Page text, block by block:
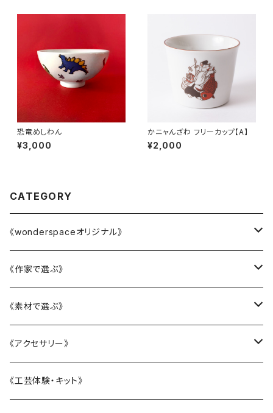
恐竜めしわん
¥3,000
かニャんざわ フリーカップ【A】
¥2,000
CATEGORY
《wonderspaceオリジナル》
かニャんざわ豆皿
LittleFlower
水引アクセサリー
KANAZAWAシリーズ
《作家で選ぶ》
大西雄三郎
織田恵美
河村澄香
《素材で選ぶ》
陶磁器
ガラス
《アクセサリー》
リング
《工芸体験・キット》